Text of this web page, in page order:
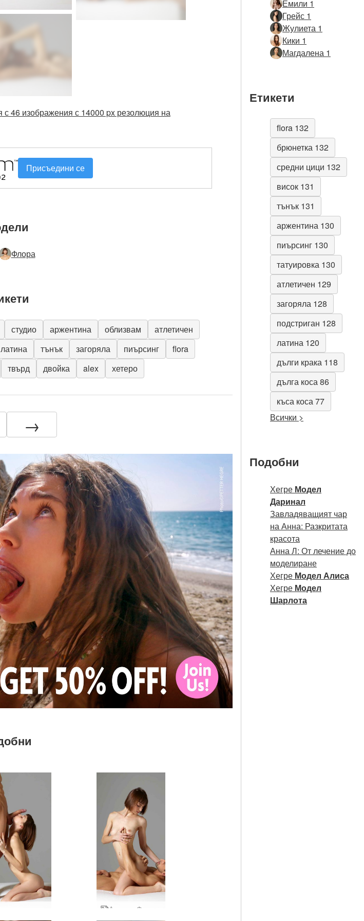
с 46 изображения с 14000 px резолюция на
Присъедини се
Флора
студио аржентина облизвам
атлетичен
латина тънък загоряла пиърсинг
flora
твърд двойка alex хетеро
→
Емили 1
Грейс 1
Жулиета 1
Кики 1
Магдалена 1
Етикети
flora 132
брюнетка 132
средни цици 132
висок 131
тънък 131
аржентина 130
пиърсинг 130
татуировка 130
атлетичен 129
загоряла 128
подстриган 128
латина 120
дълги крака 118
дълга коса 86
къса коса 77
Всички >
Подобни
Хегре Модел
Даринал
Завладяващият чар
на Анна: Разкритата
красота
Анна Л: От лечение до
моделиране
Хегре Модел Алиса
Хегре Модел
Шарлота